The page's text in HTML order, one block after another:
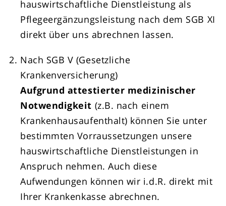
hauswirtschaftliche Dienstleistung als
Pflegeergänzungsleistung nach dem SGB XI
direkt über uns abrechnen lassen.
Nach SGB V (Gesetzliche
Krankenversicherung)
Aufgrund attestierter medizinischer
Notwendigkeit (z.B. nach einem
Krankenhausaufenthalt) können Sie unter
bestimmten Vorraussetzungen unsere
hauswirtschaftliche Dienstleistungen in
Anspruch nehmen. Auch diese
Aufwendungen können wir i.d.R. direkt mit
Ihrer Krankenkasse abrechnen.